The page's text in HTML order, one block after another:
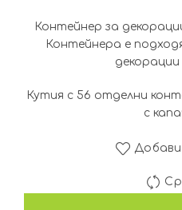
Контейнер за
Контейнера е
Кутия с 56 отделни
с